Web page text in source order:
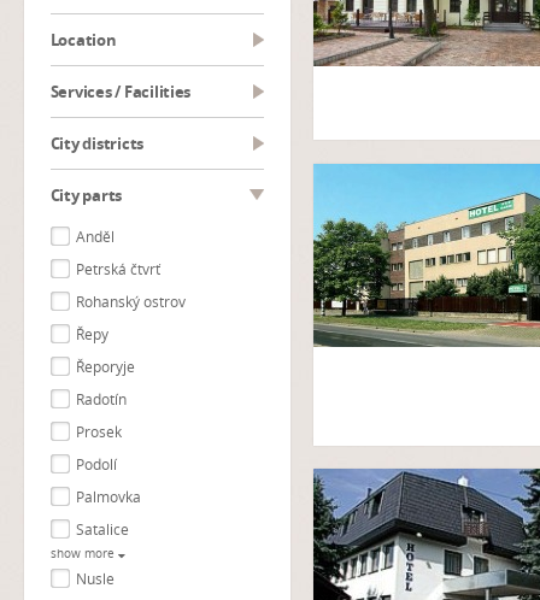
Location
Services / Facilities
City districts
City parts
Anděl
Petrská čtvrť
Rohanský ostrov
Řepy
Řeporyje
Radotín
Prosek
Podolí
Palmovka
Satalice
show more
Nusle